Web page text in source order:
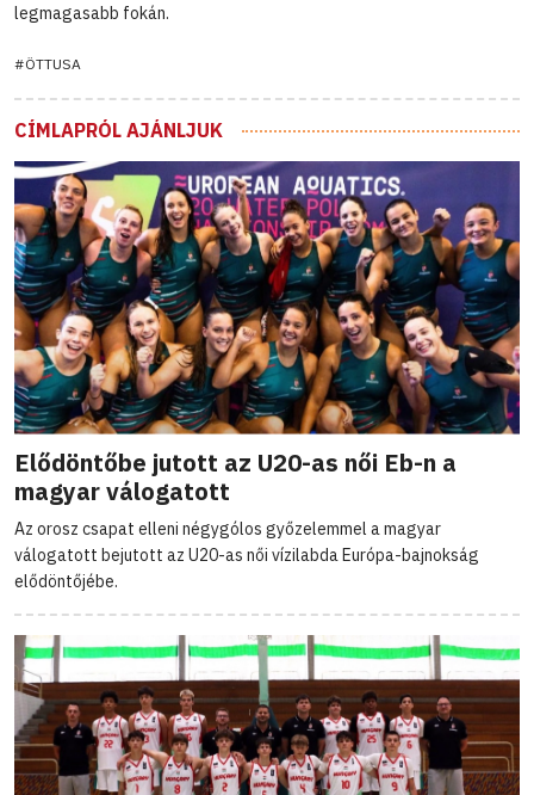
legmagasabb fokán.
#ÖTTUSA
CÍMLAPRÓL AJÁNLJUK
Elődöntőbe jutott az U20-as női Eb-n a
magyar válogatott
Az orosz csapat elleni négygólos győzelemmel a magyar
válogatott bejutott az U20-as női vízilabda Európa-bajnokság
elődöntőjébe.